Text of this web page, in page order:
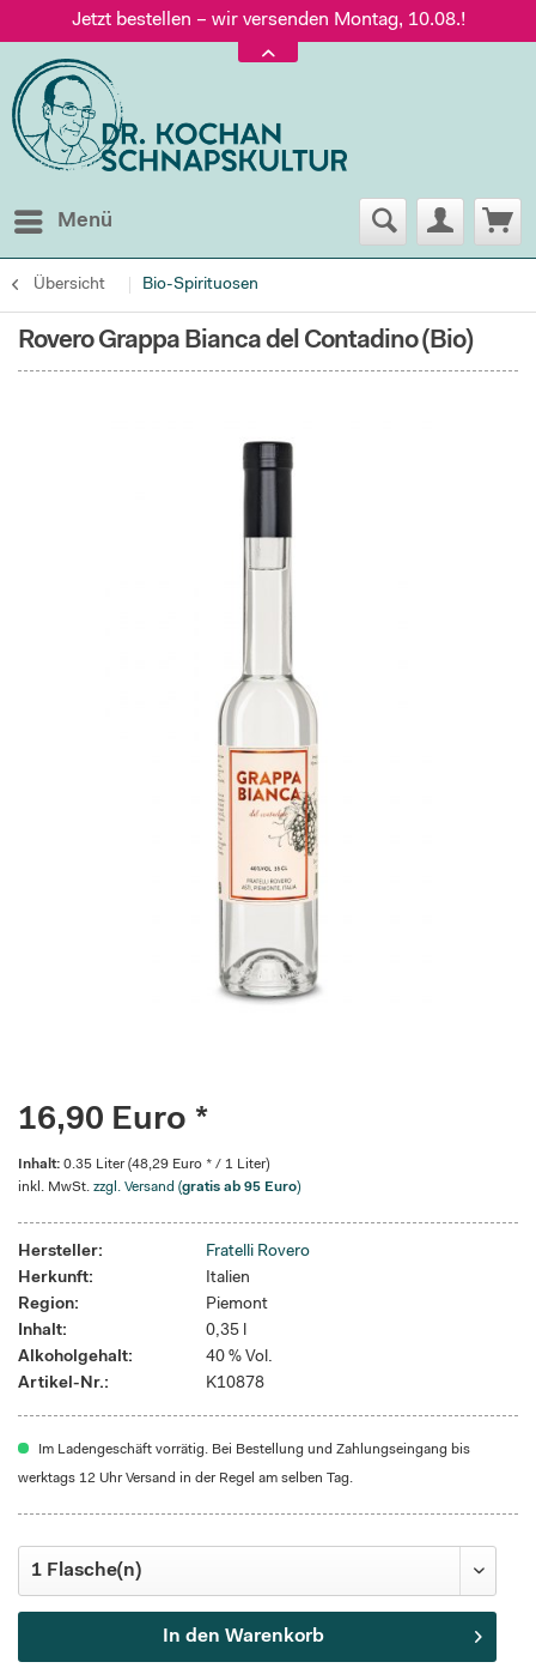
Jetzt bestellen – wir versenden Montag, 10.08.!
Versand nur 5,60 €, gratis ab 95 € Warenwert
Jetzt bestellen – wir versenden Montag, 10.08.!
Menü
Übersicht Bio-Spirituosen
Rovero Grappa Bianca del Contadino (Bio)
16,90 Euro *
Inhalt: 0.35 Liter (48,29 Euro * / 1 Liter)
inkl. MwSt. zzgl. Versand (gratis ab 95 Euro)
Hersteller:
Fratelli Rovero
Herkunft:
Italien
Region:
Piemont
Inhalt:
0,35 l
Alkoholgehalt:
40 % Vol.
Artikel-Nr.:
K10878
Im Ladengeschäft vorrätig. Bei Bestellung und Zahlungseingang bis
werktags 12 Uhr Versand in der Regel am selben Tag.
In den Warenkorb